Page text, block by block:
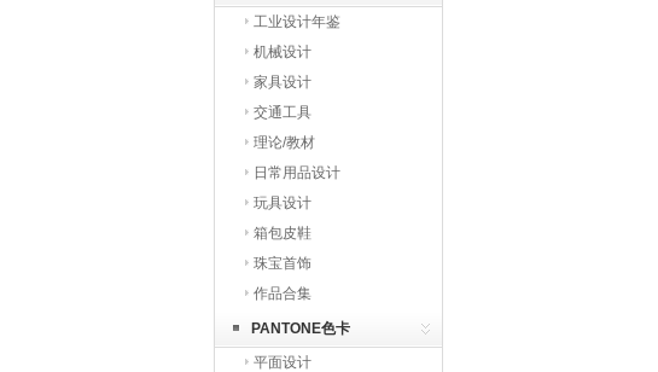
工业设计年鉴
机械设计
家具设计
交通工具
理论/教材
日常用品设计
玩具设计
箱包皮鞋
珠宝首饰
作品合集
PANTONE色卡
平面设计